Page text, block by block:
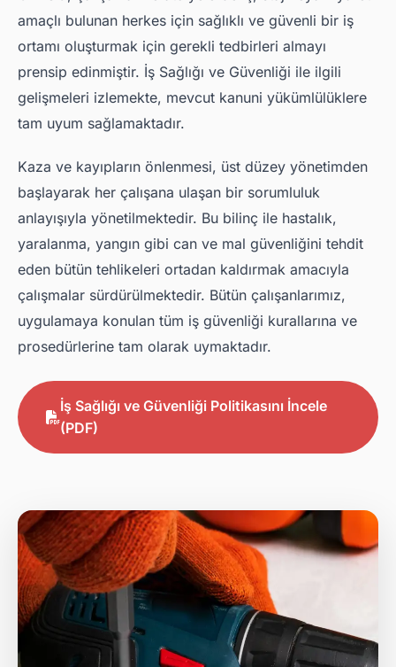
amaçlı bulunan herkes için sağlıklı ve güvenli bir iş
ortamı oluşturmak için gerekli tedbirleri almayı
prensip edinmiştir. İş Sağlığı ve Güvenliği ile ilgili
gelişmeleri izlemekte, mevcut kanuni yükümlülüklere
tam uyum sağlamaktadır.
Kaza ve kayıpların önlenmesi, üst düzey yönetimden
başlayarak her çalışana ulaşan bir sorumluluk
anlayışıyla yönetilmektedir. Bu bilinç ile hastalık,
yaralanma, yangın gibi can ve mal güvenliğini tehdit
eden bütün tehlikeleri ortadan kaldırmak amacıyla
çalışmalar sürdürülmektedir. Bütün çalışanlarımız,
uygulamaya konulan tüm iş güvenliği kurallarına ve
prosedürlerine tam olarak uymaktadır.
İş Sağlığı ve Güvenliği Politikasını İncele
(PDF)